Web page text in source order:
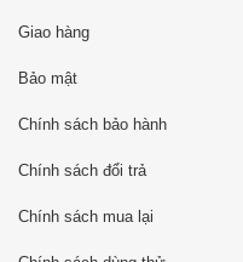
Giao hàng
Bảo mật
Chính sách bảo hành
Chính sách đổi trả
Chính sách mua lại